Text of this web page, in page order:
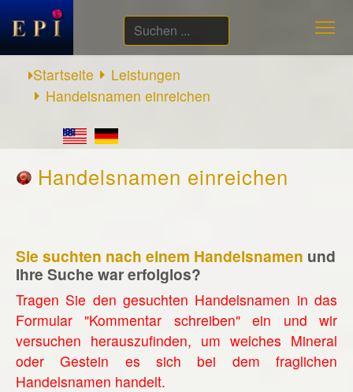
Suchen
...
Startseite
Leistungen
Handelsnamen einreichen
Handelsnamen einreichen
Sie suchten nach einem Handelsnamen und
Ihre Suche war erfolglos?
Tragen Sie den gesuchten Handelsnamen in das
Formular "Kommentar schreiben" ein und wir
versuchen herauszufinden, um welches Mineral
oder Gestein es sich bei dem fraglichen
Handelsnamen handelt.